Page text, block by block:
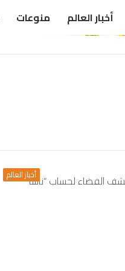
أخبار العالم منوعات
أخبار العالم